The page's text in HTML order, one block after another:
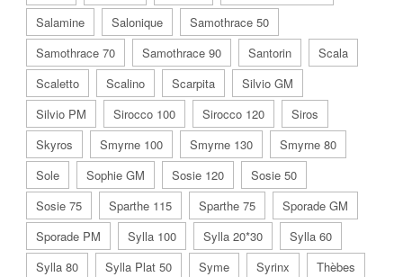
Salamine
Salonique
Samothrace 50
Samothrace 70
Samothrace 90 Santorin
Scala
Scaletto
Scalino Scarpita
Silvio GM
Silvio PM
Sirocco 100 Sirocco 120
Siros
Skyros
Smyrne 100 Smyrne 130
Smyrne 80
Sole
Sophie GM Sosie 120
Sosie 50
Sosie 75
Sparthe 115 Sparthe 75
Sporade GM
Sporade PM
Sylla 100 Sylla 20*30
Sylla 60
Sylla 80
Sylla Plat 50 Syme Syrinx
Thèbes